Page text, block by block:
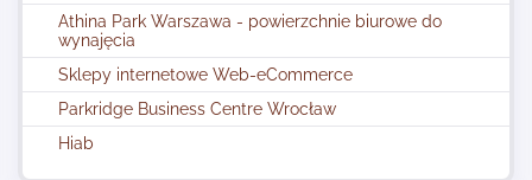
Athina Park Warszawa - powierzchnie biurowe do
wynajęcia
Sklepy internetowe Web-eCommerce
Parkridge Business Centre Wrocław
Hiab